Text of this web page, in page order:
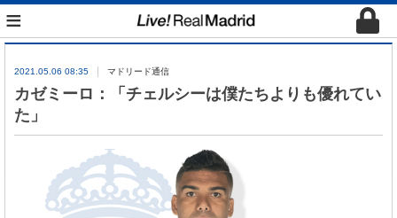
≡
2021.05.06 08:35 マドリード通信
カゼミーロ：「チェルシーは僕たちよりも優れてい
た」